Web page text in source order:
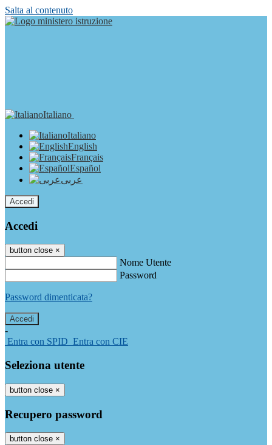
Salta al contenuto
Italiano
Italiano
English
Français
Español
عربى
Accedi
Accedi
button close ×
Nome Utente
Password
Password dimenticata?
-
Entra con SPID Entra con CIE
Seleziona utente
button close ×
Recupero password
button close ×